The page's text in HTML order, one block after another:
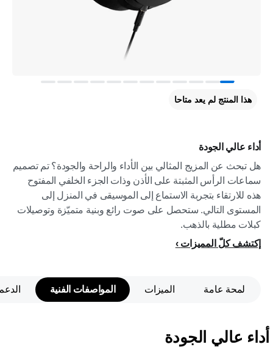
أداء عالي الجودة
هل تبحث عن المزيج المثالي بين الأداء والراحة والجودة؟ تم تصميم
سماعات الرأس المثبتة على الأذن وذات الجزء الخلفي المفتوح
هذه للارتقاء بتجربة الاستماع إلى الموسيقى في المنزل إلى
المستوى التالي. ستحصل على صوت رائع وبنية متميّزة وتوصيلات
كبلات مطلية بالذهب.
إكتشف كلّ المميزات
هذا المنتج لم يعد متاحا
لمحة عامة الميزات المواصفات الفنية
أداء عالي الجودة